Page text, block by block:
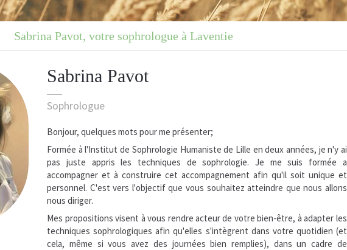
Sabrina Pavot, votre sophrologue à Laventie
Sabrina Pavot
Sophrologue
Bonjour, quelques mots pour me présenter;
Formée à l'Institut de Sophrologie Humaniste de Lille en deux années, je n'y ai
pas juste appris les techniques de sophrologie. Je me suis formée a
accompagner et à construire cet accompagnement afin qu'il soit unique et
personnel. C'est vers l'objectif que vous souhaitez atteindre que nous allons
nous diriger.
Mes propositions visent à vous rendre acteur de votre bien-être, à adapter les
techniques sophrologiques afin qu'elles s'intègrent dans votre quotidien (et
cela, même si vous avez des journées bien remplies), dans un cadre de